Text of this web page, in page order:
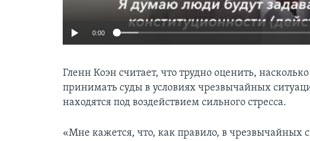
0:00
Гленн Коэн считает, что трудно оценить,
принимать суды в условиях чрезвычайных
находятся под воздействием сильного стресса.
«Мне кажется, что, как правило, в чрезвычайных